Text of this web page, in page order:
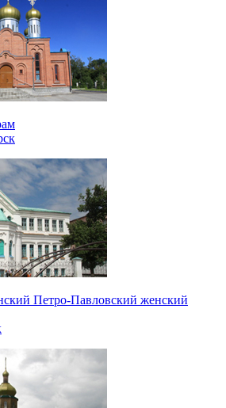
Петро-Павловский женский